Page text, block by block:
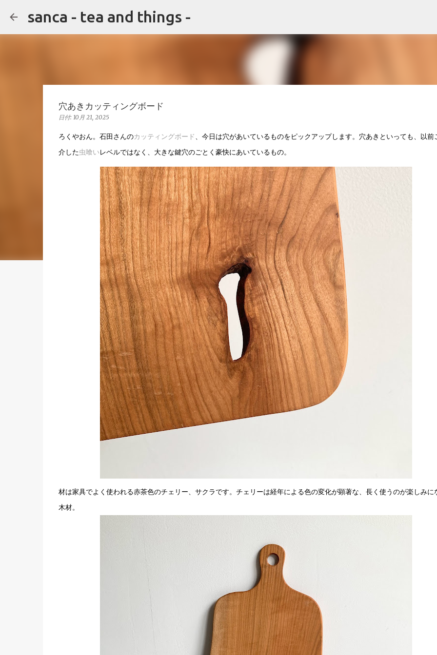
sanca - tea and things -
穴あきカッティングボード
日付: 10月 21, 2025
ろくやおん。石田さんのカッティングボード 、今日は穴があいているものをピックアップします。穴あきといっても、以前
介した虫喰いレベルではなく、大きな鍵穴のごとく豪快にあいているもの。
材は家具でよく使われる赤茶色のチェリー、サクラです。チェリーは経年による色の変化が顕著な、長く使うのが楽しみに
木材。